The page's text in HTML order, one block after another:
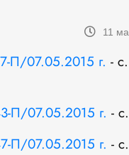
11
П/07.05.2015 г. -
П/07.05.2015 г. -
П/07.05.2015 г. -